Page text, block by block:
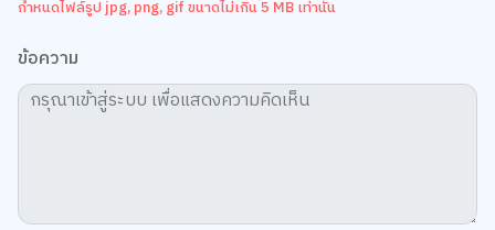
กำหนดไฟล์รูป jpg, png, gif ขนาดไม่เกิน 5 MB เท่านั้น
ข้อความ